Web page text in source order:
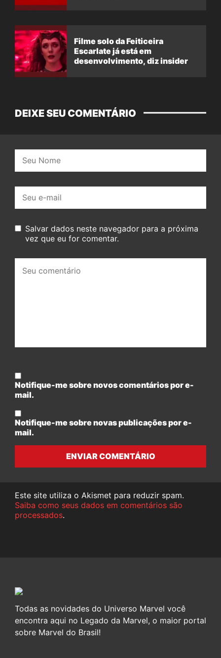
Filme solo da Feiticeira
Escarlate já está em
desenvolvimento, diz insider
DEIXE SEU COMENTÁRIO
mail:
Salvar dados neste navegador para a próxima
vez que eu for comentar.
comentário:
Notifique-me sobre novos comentários por e-
mail.
Notifique-me sobre novas publicações por e-
mail.
ENVIAR COMENTÁRIO
Este site utiliza o Akismet para reduzir spam.
Saiba como seus dados em comentários são
processados.
Todas as novidades do Universo Marvel você
encontra aqui no Legado da Marvel, o maior portal
sobre Marvel do Brasil!